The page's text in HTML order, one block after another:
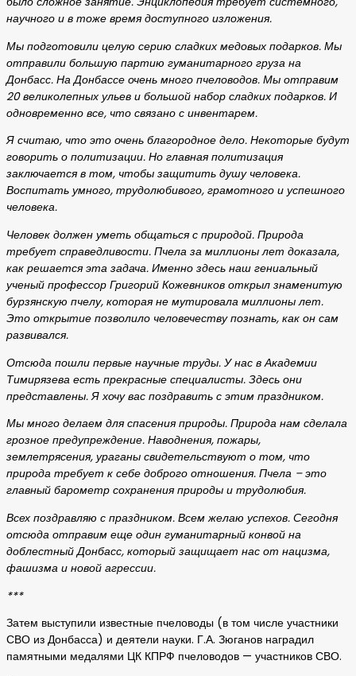
научного и в тоже время доступного изложения.
Мы подготовили целую серию сладких медовых подарков. Мы
отправили большую партию гуманитарного груза на
Донбасс. На Донбассе очень много пчеловодов. Мы отправим
20 великолепных ульев и большой набор сладких подарков. И
одновременно все, что связано с инвентарем.
Я считаю, что это очень благородное дело. Некоторые будут
говорить о политизации. Но главная политизация
заключается в том, чтобы защитить душу человека.
Воспитать умного, трудолюбивого, грамотного и успешного
человека.
Человек должен уметь общаться с природой. Природа
требует справедливости. Пчела за миллионы лет доказала,
как решается эта задача. Именно здесь наш гениальный
ученый профессор Григорий Кожевников открыл знаменитую
бурзянскую пчелу, которая не мутировала миллионы лет.
Это открытие позволило человечеству познать, как он сам
развивался.
Отсюда пошли первые научные труды. У нас в Академии
Тимирязева есть прекрасные специалисты. Здесь они
представлены. Я хочу вас поздравить с этим праздником.
Мы много делаем для спасения природы. Природа нам сделала
грозное предупреждение. Наводнения, пожары,
землетрясения, ураганы свидетельствуют о том, что
природа требует к себе доброго отношения. Пчела – это
главный барометр сохранения природы и трудолюбия.
Всех поздравляю с праздником. Всем желаю успехов. Сегодня
отсюда отправим еще один гуманитарный конвой на
доблестный Донбасс, который защищает нас от нацизма,
фашизма и новой агрессии.
***
Затем выступили известные пчеловоды (в том числе участники
СВО из Донбасса) и деятели науки. Г.А. Зюганов наградил
памятными медалями ЦК КПРФ пчеловодов — участников СВО.